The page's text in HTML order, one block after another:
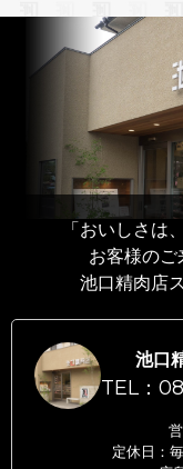
「おいしさは
お客様のご
池口精肉店
池口
TEL：
定休日：